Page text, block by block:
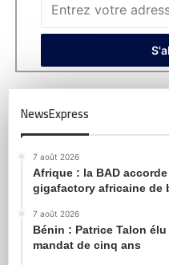
NewsExpress
7 août 2026
Afrique : la BAD
gigafactory africaine de
7 août 2026
Bénin : Patrice Talon
mandat de cinq ans